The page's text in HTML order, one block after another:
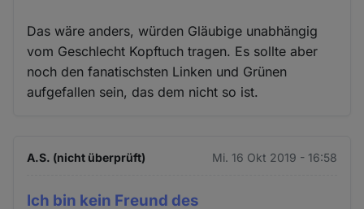
Das wäre anders, würden Gläubige unabhängig
vom Geschlecht Kopftuch tragen. Es sollte aber
noch den fanatischsten Linken und Grünen
aufgefallen sein, das dem nicht so ist.
A.S. (nicht überprüft) Mi. 16 Okt 2019 - 16:58
Ich bin kein Freund des